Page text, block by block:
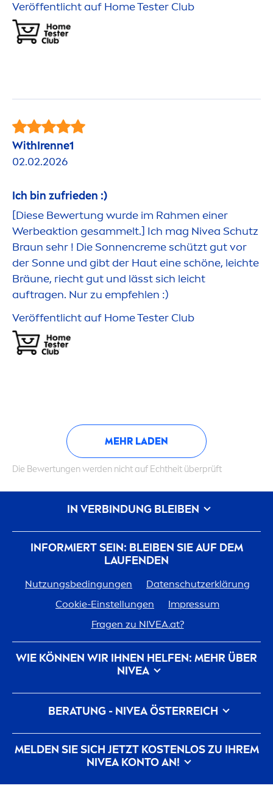
Veröffentlicht auf Home Tester Club
WithIrenne1
02.02.2026
Ich bin zufrieden :)
[Diese Bewertung wurde im Rahmen einer
Werbeaktion gesammelt.] Ich mag Nivea Schutz
Braun sehr ! Die Sonnencremeschützt gut vor
der Sonne und gibt der Haut eine schöne, leichte
Bräune, riecht gut und lässt sich leicht
auftragen. Nur zu empfehlen :)
Veröffentlicht auf Home Tester Club
MEHR LADEN
Die Bewertungen werden nicht auf Echtheit überprüft
INFORMIERT SEIN: BLEIBEN SIE AUF DEM
LAUFENDEN
Nutzungsbedingungen
Datenschutzerklärung
Cookie-Einstellungen
Impressum
Fragen zu NIVEA.at?
WIE KÖNNEN WIR IHNEN HELFEN: MEHR ÜBER
NIVEA
Marken-Geschichte FürNIVEAarbeiten
Nachhaltigkeit beiNIVEA Kontakt
BERATUNG - NIVEAÖSTERREICH
Pickel auf der Wange
Pickel am Rücken
Hyaluronsäure für die Haut
MELDEN SIE SICH JETZT KOSTENLOS ZU IHREM
NIVEAKONTO AN!
Alle aktuellen Highlights, Pflegetipps,
IN VERBINDUNG BLEIBEN